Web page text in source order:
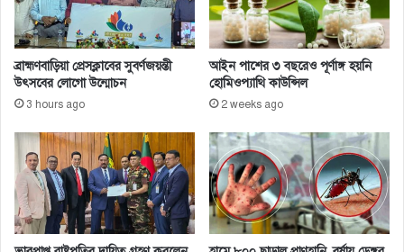
ব্রাহ্মণবাড়িয়া প্রেসক্লাবের সুবর্ণজয়ন্তী
উৎসবের লোগো উন্মোচন
3 hours ago
আইন পাশের ৩ বছরেও পূর্ণাঙ্গ হয়নি
হোমিওপ্যাথি কাউন্সিল
2 weeks ago